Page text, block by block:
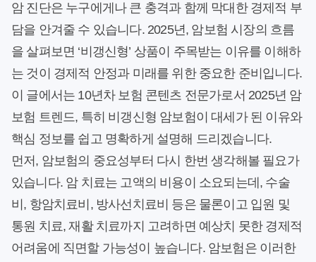
암 진단은 누구에게나 큰 충격과 함께 막대한 경제적 부
담을 안겨줄 수 있습니다. 2025년, 암보험 시장의 흐름
을 살펴보면 ‘비갱신형’ 상품이 주목받는 이유를 이해하
는 것이 경제적 안정과 미래를 위한 중요한 준비입니다.
이 글에서는 10년차 보험 콘텐츠 전문가로서 2025년 암
보험 트렌드, 특히 비갱신형 암보험이 대세가 된 이유와
핵심 정보를 쉽고 명확하게 설명해 드리겠습니다.
먼저, 암보험의 중요성부터 다시 한번 생각해볼 필요가
있습니다. 암 치료는 고액의 비용이 소요되는데, 수술
비, 항암치료비, 방사선치료비 등은 물론이고 입원 및
통원 치료, 재활 치료까지 고려하면 예상치 못한 경제적
어려움에 직면할 가능성이 높습니다. 암보험은 이러한